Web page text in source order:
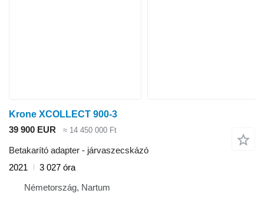
Krone XCOLLECT 900-3
39 900 EUR
≈ 14 450 000 Ft
Betakarító adapter - járvaszecskázó
2021
3 027 óra
Németország, Nartum